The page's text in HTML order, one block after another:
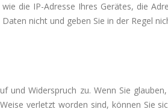
die IP-Adresse Ihres Gerätes, die
nicht und geben Sie in der Regel
und Widerspruch zu. Wenn Sie
verletzt worden sind, können Sie